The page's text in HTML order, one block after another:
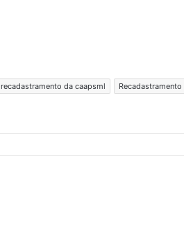
recadastramento da caapsml